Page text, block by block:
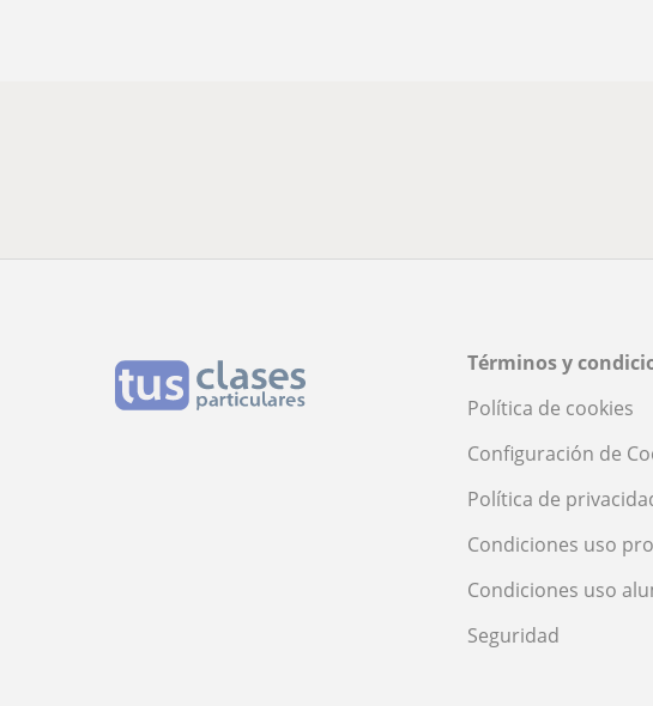
Términos y
Política de cookies
Configuración de
Política de
Condiciones uso
Condiciones uso
Seguridad